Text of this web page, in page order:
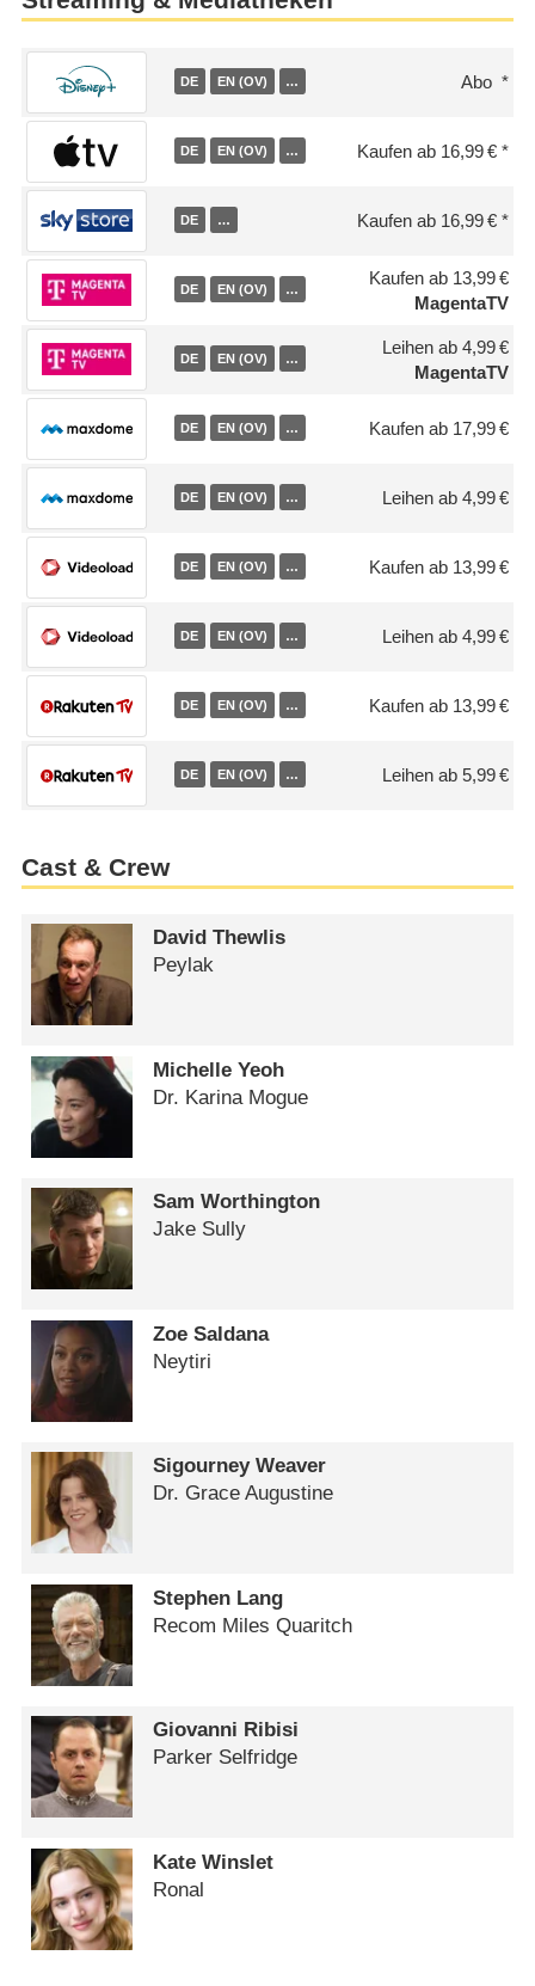
DE EN (OV) … Abo
DE EN (OV) … Kaufen ab 16,99 €
DE … Kaufen ab 16,99 €
DE EN (OV) …
Kaufen ab 13,99 €
MagentaTV
DE EN (OV) …
Leihen ab 4,99 €
MagentaTV
DE EN (OV) … Kaufen ab 17,99 €
DE EN (OV) … Leihen ab 4,99 €
DE EN (OV) … Kaufen ab 13,99 €
DE EN (OV) … Leihen ab 4,99 €
DE EN (OV) … Kaufen ab 13,99 €
DE EN (OV) … Leihen ab 5,99 €
Cast & Crew
David Thewlis
Peylak
Michelle Yeoh
Dr. Karina Mogue
Sam Worthington
Jake Sully
Zoe Saldana
Neytiri
Sigourney Weaver
Dr. Grace Augustine
Stephen Lang
Recom Miles Quaritch
Giovanni Ribisi
Parker Selfridge
Kate Winslet
Ronal